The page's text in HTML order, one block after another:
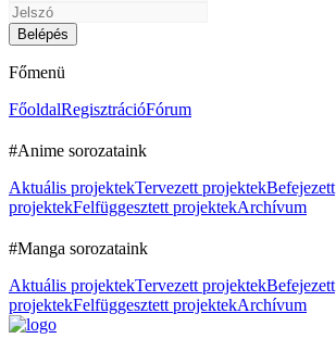
Főmenü
FőoldalRegisztrációFórum
#Anime sorozataink
Aktuális projektekTervezett projektekBefejezett
projektekFelfüggesztett projektekArchívum
#Manga sorozataink
Aktuális projektekTervezett projektekBefejezett
projektekFelfüggesztett projektekArchívum